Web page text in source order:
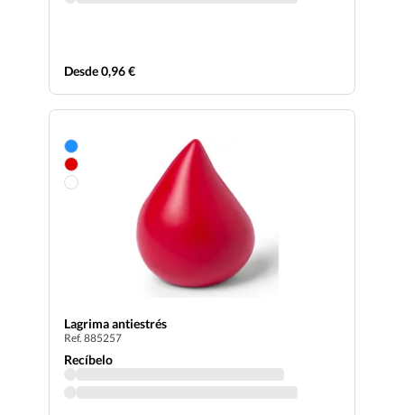
Desde 0,96 €
Lagrima antiestrés
Ref. 885257
Recíbelo